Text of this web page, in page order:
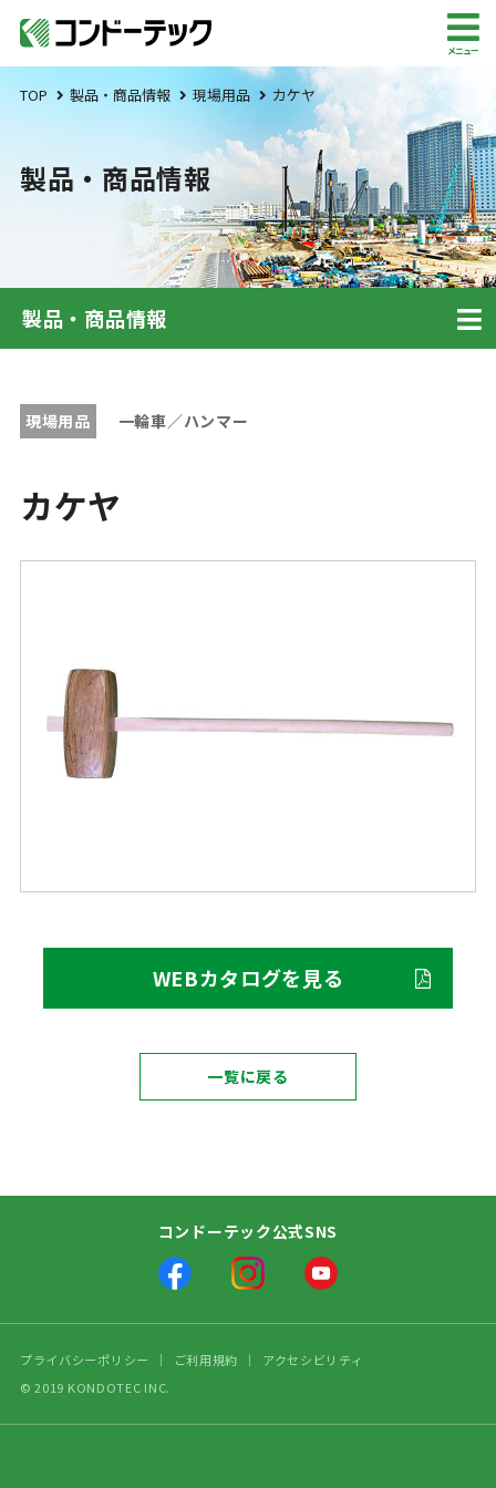
メニュー
TOP 製品・商品情報 現場用品 カケヤ
製品・商品情報
製品・商品情報
現場用品 一輪車／ハンマー
カケヤ
WEBカタログを見る
一覧に戻る
コンドーテック公式SNS
プライバシーポリシー ご利用規約
アクセシビリティ
© 2019 KONDOTEC INC.